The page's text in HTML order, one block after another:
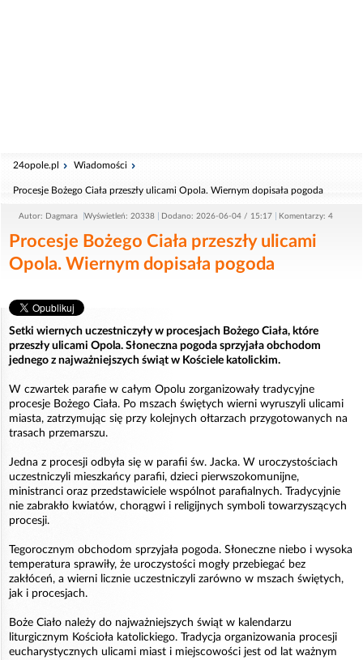
24opole.pl Wiadomości
Procesje Bożego Ciała przeszły ulicami Opola. Wiernym dopisała pogoda
Autor: Dagmara Wyświetleń: 20338 Dodano: 2026-06-04 / 15:17 Komentarzy: 4
Procesje Bożego Ciała przeszły ulicami
Opola. Wiernym dopisała pogoda
Setki wiernych uczestniczyły w procesjach Bożego Ciała, które
przeszły ulicami Opola. Słoneczna pogoda sprzyjała obchodom
jednego z najważniejszych świąt w Kościele katolickim.
W czwartek parafie w całym Opolu zorganizowały tradycyjne
procesje Bożego Ciała. Po mszach świętych wierni wyruszyli ulicami
miasta, zatrzymując się przy kolejnych ołtarzach przygotowanych na
trasach przemarszu.
Jedna z procesji odbyła się w parafii św. Jacka. W uroczystościach
uczestniczyli mieszkańcy parafii, dzieci pierwszokomunijne,
ministranci oraz przedstawiciele wspólnot parafialnych. Tradycyjnie
nie zabrakło kwiatów, chorągwi i religijnych symboli towarzyszących
procesji.
Tegorocznym obchodom sprzyjała pogoda. Słoneczne niebo i wysoka
temperatura sprawiły, że uroczystości mogły przebiegać bez
zakłóceń, a wierni licznie uczestniczyli zarówno w mszach świętych,
jak i procesjach.
Boże Ciało należy do najważniejszych świąt w kalendarzu
liturgicznym Kościoła katolickiego. Tradycja organizowania procesji
eucharystycznych ulicami miast i miejscowości jest od lat ważnym